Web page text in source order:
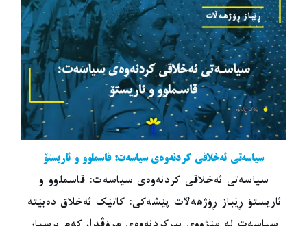
سیاسەتی ئەخلاقی کردنەوەی سیاسەت: قاسملوو و ئاریستۆ
سیاسەتی ئەخلاقی کردنەوەی سیاسەت: قاسملوو و
ئاریستۆ ڕێباز ڕۆژهەڵات پێشەکی: کاتێک ئەخلاق دەبێتە